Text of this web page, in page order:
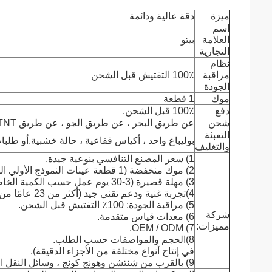
ميزة
دقة عالية ودائمة
اسم
العلامة
التجارية
بيتو
نظام
مراقبة
الجودة
100٪ التفتيش قبل الشحن
موك
1 قطعة
دفع
100٪ قبل الشحن.
شحن
عن طريق البحر ، عن طريق الجو ، عن طريق DHL ، UPS ، Fedex ، TNT وغيرها.
التعبئة
والتغليف
بوليباغ واحد ، أكياس فقاعية ، حالة خشبية.أو
شركة
مميزات:
1) سعر المصنع التنافسي بنوعية جيدة.
2) موك منخفضة (1 قطعة عينات النموذج الأولي السريع المتاحة).
3) مهلة قصيرة (3-30 يوم عمل حسب الكمية الخاصة بك).
4) تجربة غنية ودعم تقني جيد (أكثر من 23 عامًا من الخبرة.
5) مراقبة الجودة: 100٪ التفتيش قبل الشحن.
6) معدات قياس متقدمة.
7) OEM / ODM.
8) الحجم والمواصفات حسب الطلب.
في إنتاج أنواع مختلفة من الأجزاء الدقيقة).
9) بالقرب من شنتشن وهونج كونج ، وسائل النقل المريحة.